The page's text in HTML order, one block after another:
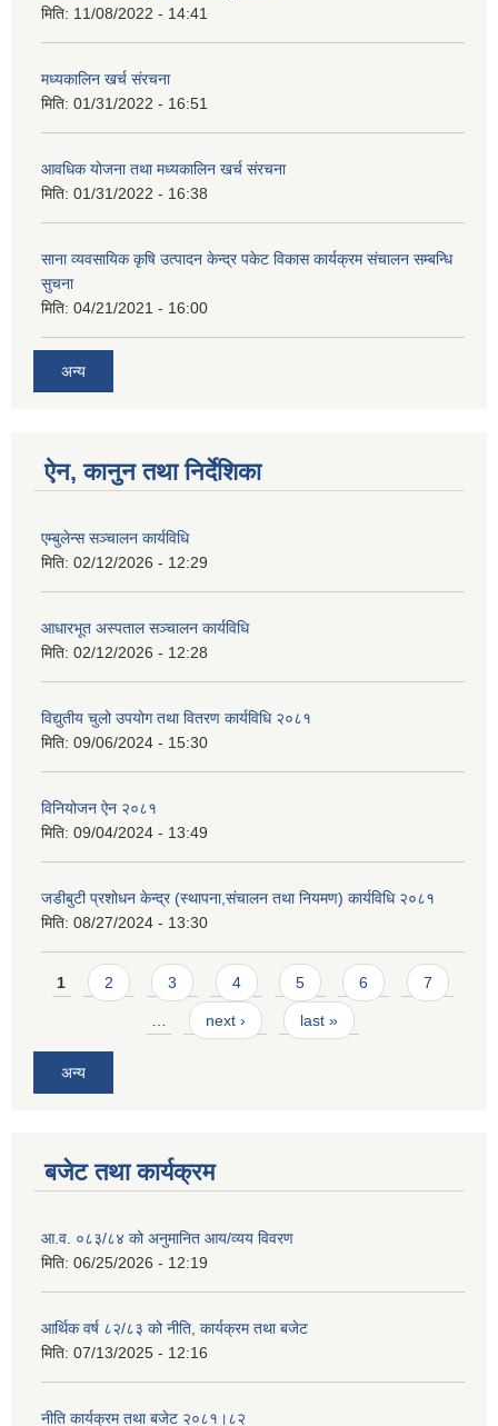
मिति: 11/08/2022 - 14:41
मध्यकालिन खर्च संरचना
मिति: 01/31/2022 - 16:51
आवधिक योजना तथा मध्यकालिन खर्च संरचना
मिति: 01/31/2022 - 16:38
साना व्यवसायिक कृषि उत्पादन केन्द्र पकेट विकास कार्यक्रम संचालन सम्बन्धि
सुचना
मिति: 04/21/2021 - 16:00
अन्य
ऐन, कानुन तथा निर्देशिका
एम्बुलेन्स सञ्चालन कार्यविधि
मिति: 02/12/2026 - 12:29
आधारभूत अस्पताल सञ्चालन कार्यविधि
मिति: 02/12/2026 - 12:28
विद्युतीय चुलो उपयोग तथा वितरण कार्यविधि २०८१
मिति: 09/06/2024 - 15:30
विनियोजन ऐन २०८१
मिति: 09/04/2024 - 13:49
जडीबुटी प्रशोधन केन्द्र (स्थापना,संचालन तथा नियमण) कार्यविधि २०८१
मिति: 08/27/2024 - 13:30
Pages
1 2 3 4 5 6 7
… next › last »
अन्य
बजेट तथा कार्यक्रम
आ.व. ०८३/८४ को अनुमानित आय/व्यय विवरण
मिति: 06/25/2026 - 12:19
आर्थिक वर्ष ८२/८३ को नीति, कार्यक्रम तथा बजेट
मिति: 07/13/2025 - 12:16
नीति कार्यक्रम तथा बजेट २०८१।८२